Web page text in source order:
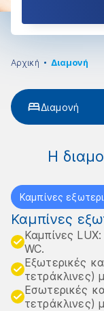
Αρχική Διαμονή
Διαμονή
Η
Καμπίνες
Καμπίνες
Καμπίνες
WC.
Εξωτερικές
τετράκλινες)
Εσωτερικές
τετράκλινες)